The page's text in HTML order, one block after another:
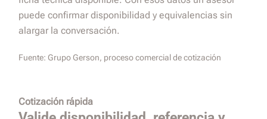
puede confirmar disponibilidad y equivalencias sin
alargar la conversación.
Fuente: Grupo Gerson, proceso comercial de cotización
Cotización rápida